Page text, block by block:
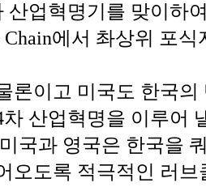
산업혁명기를 맞이하
Chain에서 촤상위 포
론이고 미국도 한국의
차 산업혁명을 이루어
국과 영국은 한국을
오도록 적극적인 러브